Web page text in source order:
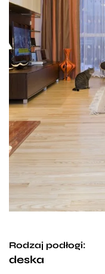
Rodzaj podłogi:
deska